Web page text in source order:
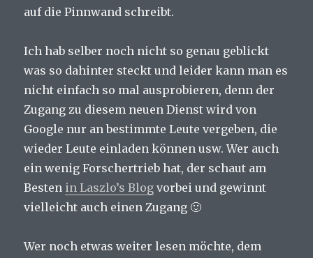
auf die Pinnwand schreibt.
Ich hab selber noch nicht so genau geblickt
was so dahinter steckt und leider kann man es
nicht einfach so mal ausprobieren, denn der
Zugang zu diesem neuen Dienst wird von
Google nur an bestimmte Leute vergeben, die
wieder Leute einladen können usw. Wer auch
ein wenig Forschertrieb hat, der schaut am
Besten in Laszlo’s Blog vorbei und gewinnt
vielleicht auch einen Zugang 🙂
Wer noch etwas weiter lesen möchte, dem